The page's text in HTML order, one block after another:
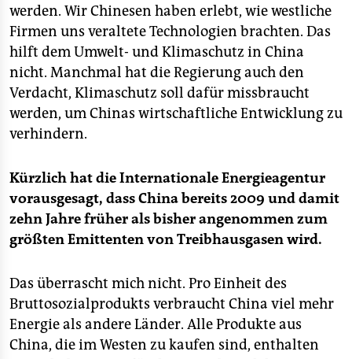
epaper login
werden. Wir Chinesen haben erlebt, wie westliche
Firmen uns veraltete Technologien brachten. Das
hilft dem Umwelt- und Klimaschutz in China
nicht. Manchmal hat die Regierung auch den
Verdacht, Klimaschutz soll dafür missbraucht
werden, um Chinas wirtschaftliche Entwicklung zu
verhindern.
Kürzlich hat die Internationale Energieagentur
vorausgesagt, dass China bereits 2009 und damit
zehn Jahre früher als bisher angenommen zum
größten Emittenten von Treibhausgasen wird.
Das überrascht mich nicht. Pro Einheit des
Bruttosozialprodukts verbraucht China viel mehr
Energie als andere Länder. Alle Produkte aus
China, die im Westen zu kaufen sind, enthalten